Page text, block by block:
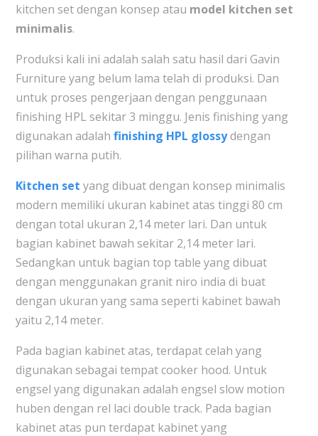
kitchen set dengan konsep atau model kitchen set
minimalis.
Produksi kali ini adalah salah satu hasil dari Gavin
Furniture yang belum lama telah di produksi. Dan
untuk proses pengerjaan dengan penggunaan
finishing HPL sekitar 3 minggu. Jenis finishing yang
digunakan adalah finishing HPL glossydengan
pilihan warna putih.
Kitchen set yang dibuat dengan konsep minimalis
modern memiliki ukuran kabinet atas tinggi 80 cm
dengan total ukuran 2,14 meter lari. Dan untuk
bagian kabinet bawah sekitar 2,14 meter lari.
Sedangkan untuk bagian top table yang dibuat
dengan menggunakan granit niro india di buat
dengan ukuran yang sama seperti kabinet bawah
yaitu 2,14 meter.
Pada bagian kabinet atas, terdapat celah yang
digunakan sebagai tempat cooker hood. Untuk
engsel yang digunakan adalah engsel slow motion
huben dengan rel laci double track. Pada bagian
kabinet atas pun terdapat kabinet yang